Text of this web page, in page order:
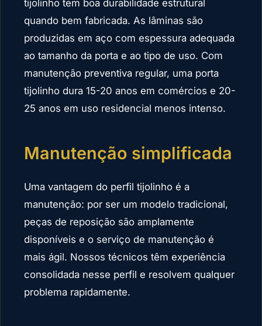
tijolinho tem boa durabilidade estrutural
quando bem fabricada. As lâminas são
produzidas em aço com espessura adequada
ao tamanho da porta e ao tipo de uso. Com
manutenção preventiva regular, uma porta
tijolinho dura 15-20 anos em comércios e 20-
25 anos em uso residencial menos intenso.
Manutenção simplificada
Uma vantagem do perfil tijolinho é a
manutenção: por ser um modelo tradicional,
peças de reposição são amplamente
disponíveis e o serviço de manutenção é
mais ágil. Nossos técnicos têm experiência
consolidada nesse perfil e resolvem qualquer
problema rapidamente.